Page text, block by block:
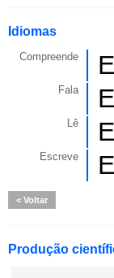
Idiomas
Compreende
Fala
Lê
Escreve
Voltar
Produção